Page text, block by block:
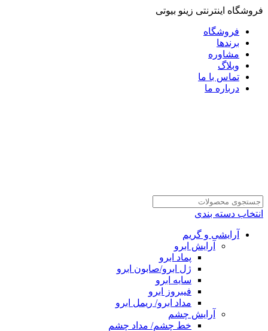
فروشگاه اینترنتی زینو بیوتی
فروشگاه
برندها
مشاوره
وبلاگ
تماس با ما
درباره ما
انتخاب دسته بندی
آرایشی و گریم
آرایش ابرو
پماد ابرو
ژل ابرو/صابون ابرو
سایه ابرو
فیبروز ابرو
مداد ابرو/ ریمل ابرو
آرایش چشم
خط چشم/ مداد چشم